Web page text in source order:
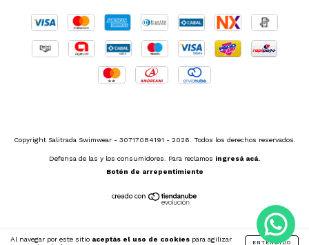
Al navegar por este sitio aceptás el uso de cookies para agilizar
ENTENDIDO
Copyright Salitrada Swimwear - 30717084191 - 2026. Todos los derechos reservados.
Defensa de las y los consumidores. Para reclamos ingresá acá.
Botón de arrepentimiento